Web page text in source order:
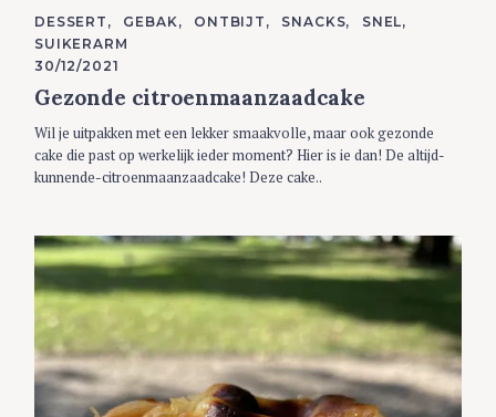
C
A
T
E
O
R
E
S
DESSERT GEBAK ONTBIJT SNACKS
SNEL
SUIKERARM
30/12/2021
Gezonde citroenmaanzaadcake
Wil je uitpakken met een lekker smaakvolle, maar ook gezonde
cake die past op werkelijk ieder moment? Hier is ie dan! De altijd-
kunnende-citroenmaanzaadcake! Deze cake..